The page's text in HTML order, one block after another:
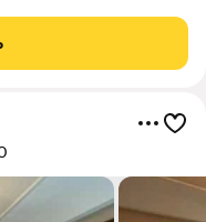
архитектурное